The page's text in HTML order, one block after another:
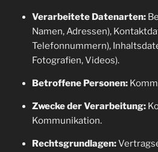
Verarbeitete Datenarten:
Namen, Adressen),
Telefonnummern),
Fotografien, Videos).
Betroffene Personen:
Zwecke der Verarbeitung:
Kommunikation.
Rechtsgrundlagen: